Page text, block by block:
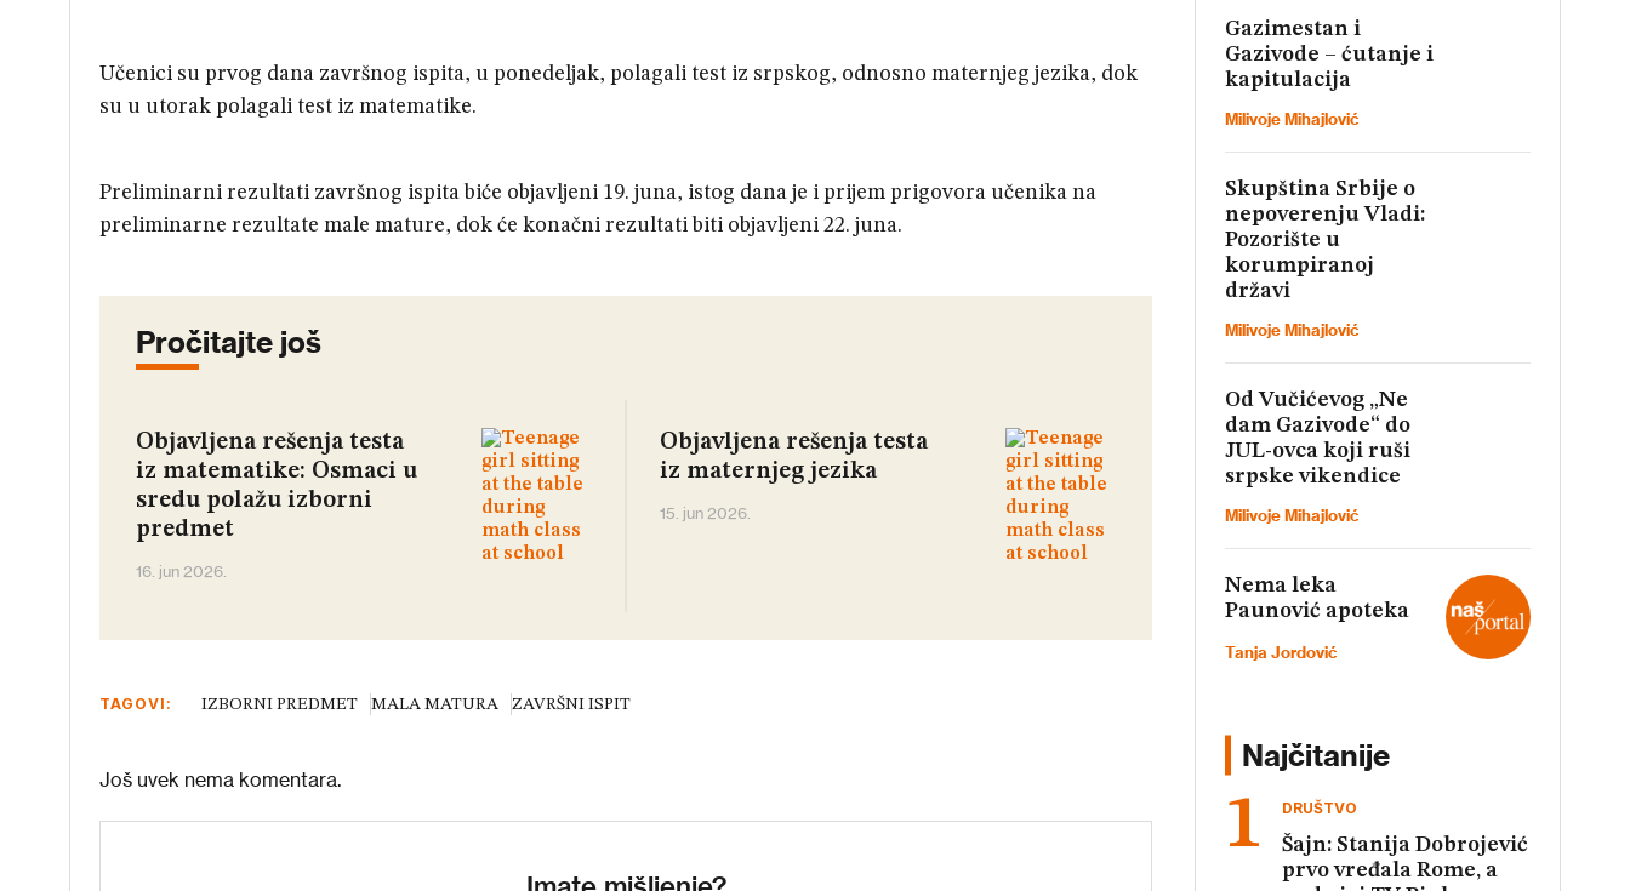
Učenici su prvog dana završnog ispita, u ponedeljak, polagali test iz srpskog, odnosno maternjeg jezika, dok
su u utorak polagali test iz matematike.
Preliminarni rezultati završnog ispita biće objavljeni 19. juna, istog dana je i prijem prigovora učenika na
preliminarne rezultate male mature, dok će konačni rezultati biti objavljeni 22. juna.
Pročitajte još
Objavljena rešenja testa
iz matematike: Osmaci u
sredu polažu izborni
predmet
16. jun 2026.
Objavljena rešenja testa
iz maternjeg jezika
15. jun 2026.
TAGOVI: IZBORNI PREDMET MALA MATURA ZAVRŠNI ISPIT
Još uvek nema komentara.
Gazimestan i
Gazivode – ćutanje i
kapitulacija
Milivoje Mihajlović
Skupština Srbije o
nepoverenju Vladi:
Pozorište u
korumpiranoj
državi
Milivoje Mihajlović
Od Vučićevog „Ne
dam Gazivode“ do
JUL-ovca koji ruši
srpske vikendice
Milivoje Mihajlović
Nema leka
Paunović apoteka
Tanja Jordović
Najčitanije
DRUŠTVO
Šajn: Stanija Dobrojević
prvo vređala Rome, a